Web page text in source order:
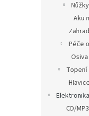
Aku
Péče
Topení
Elektronika
CD/